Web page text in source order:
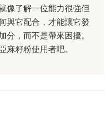
像了解一位能力很強但
與它配合，才能讓它發
分，而不是帶來困擾。
麻籽粉使用者吧。